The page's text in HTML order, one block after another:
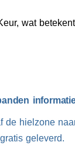
wat
de hielzone
geleverd.